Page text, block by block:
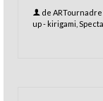
de ARTournadre
up - kirigami